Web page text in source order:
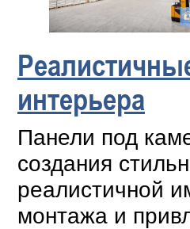
интерьера
Панели под
создания
реалистичной
монтажа и